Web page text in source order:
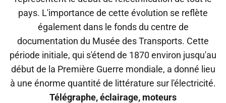
pays. L'importance de cette évolution se reflète
également dans le fonds du centre de
documentation du Musée des Transports. Cette
période initiale, qui s'étend de 1870 environ jusqu'au
début de la Première Guerre mondiale, a donné lieu
à une énorme quantité de littérature sur l'électricité.
Télégraphe, éclairage, moteurs